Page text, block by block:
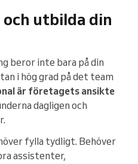
utbilda din
beror inte bara på din
i hög grad på det team
är företagets ansikte
dagligen och
fylla tydligt. Behöver
assistenter,